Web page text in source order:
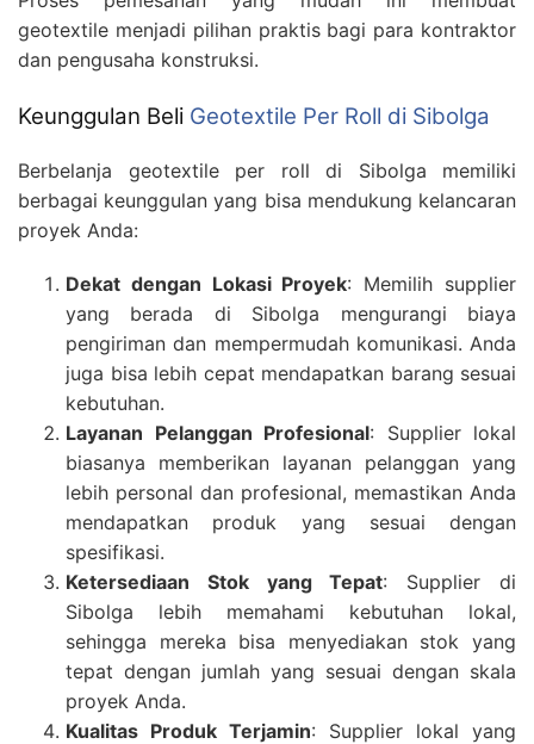
geotextile menjadi pilihan praktis bagi para kontraktor
dan pengusaha konstruksi.
Keunggulan Beli Geotextile Per Roll di Sibolga
Berbelanja geotextile per roll di Sibolga memiliki
berbagai keunggulan yang bisa mendukung kelancaran
proyek Anda:
Dekat dengan Lokasi Proyek: Memilih supplier
yang berada di Sibolga mengurangi biaya
pengiriman dan mempermudah komunikasi. Anda
juga bisa lebih cepat mendapatkan barang sesuai
kebutuhan.
Layanan Pelanggan Profesional: Supplier lokal
biasanya memberikan layanan pelanggan yang
lebih personal dan profesional, memastikan Anda
mendapatkan produk yang sesuai dengan
spesifikasi.
Ketersediaan Stok yang Tepat: Supplier di
Sibolga lebih memahami kebutuhan lokal,
sehingga mereka bisa menyediakan stok yang
tepat dengan jumlah yang sesuai dengan skala
proyek Anda.
Kualitas Produk Terjamin: Supplier lokal yang